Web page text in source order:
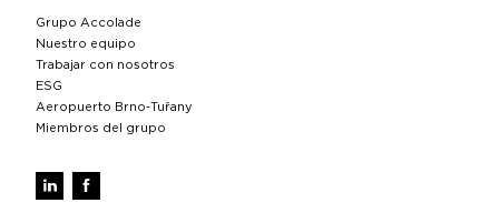
Grupo Accolade
Nuestro equipo
Trabajar con nosotros
ESG
Aeropuerto Brno‑Tuřany
Miembros del grupo